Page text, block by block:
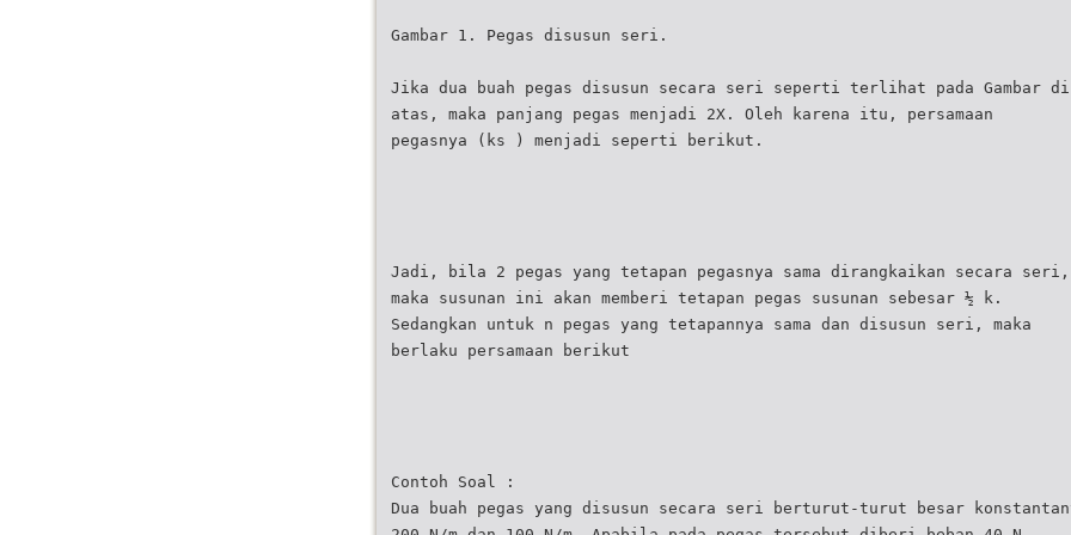
Gambar 1. Pegas disusun seri.
Jika dua buah pegas disusun secara seri seperti terlihat pada Gambar di
atas, maka panjang pegas menjadi 2X. Oleh karena itu, persamaan
pegasnya (ks ) menjadi seperti berikut.
Jadi, bila 2 pegas yang tetapan pegasnya sama dirangkaikan secara seri,
maka susunan ini akan memberi tetapan pegas susunan sebesar ½ k.
Sedangkan untuk n pegas yang tetapannya sama dan disusun seri, maka
berlaku persamaan berikut
Contoh Soal :
Dua buah pegas yang disusun secara seri berturut-turut besar